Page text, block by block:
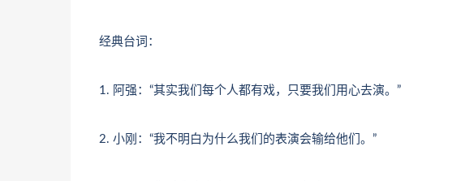
经典台词：
1. 阿强：“其实我们每个人都有戏，只要我们用心去演。”
2. 小刚：“我不明白为什么我们的表演会输给他们。”